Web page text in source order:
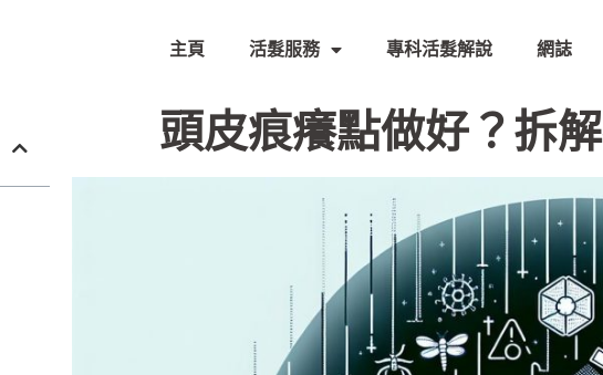
主頁 活髮服務 專科活髮解說 網誌
頭皮痕癢點做好？拆